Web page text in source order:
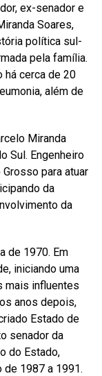
ex-senador e
Soares,
política sul-
pela família.
há cerca de 20
além de
Miranda
Sul. Engenheiro
para atuar
da
da
de 1970. Em
iniciando uma
mais influentes
anos depois,
Estado de
senador da
do Estado,
de 1987 a 1991.